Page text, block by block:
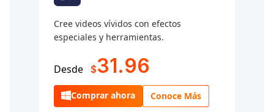
Cree videos vívidos con efectos
especiales y herramientas.
Desde $31.96
Comprar ahora Conoce Más